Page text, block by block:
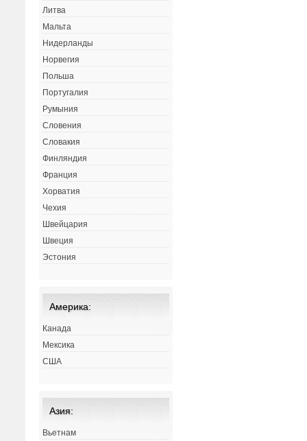
Литва
Мальта
Нидерланды
Норвегия
Польша
Португалия
Румыния
Словения
Словакия
Финляндия
Франция
Хорватия
Чехия
Швейцария
Швеция
Эстония
Америка:
Канада
Мексика
США
Азия:
Вьетнам